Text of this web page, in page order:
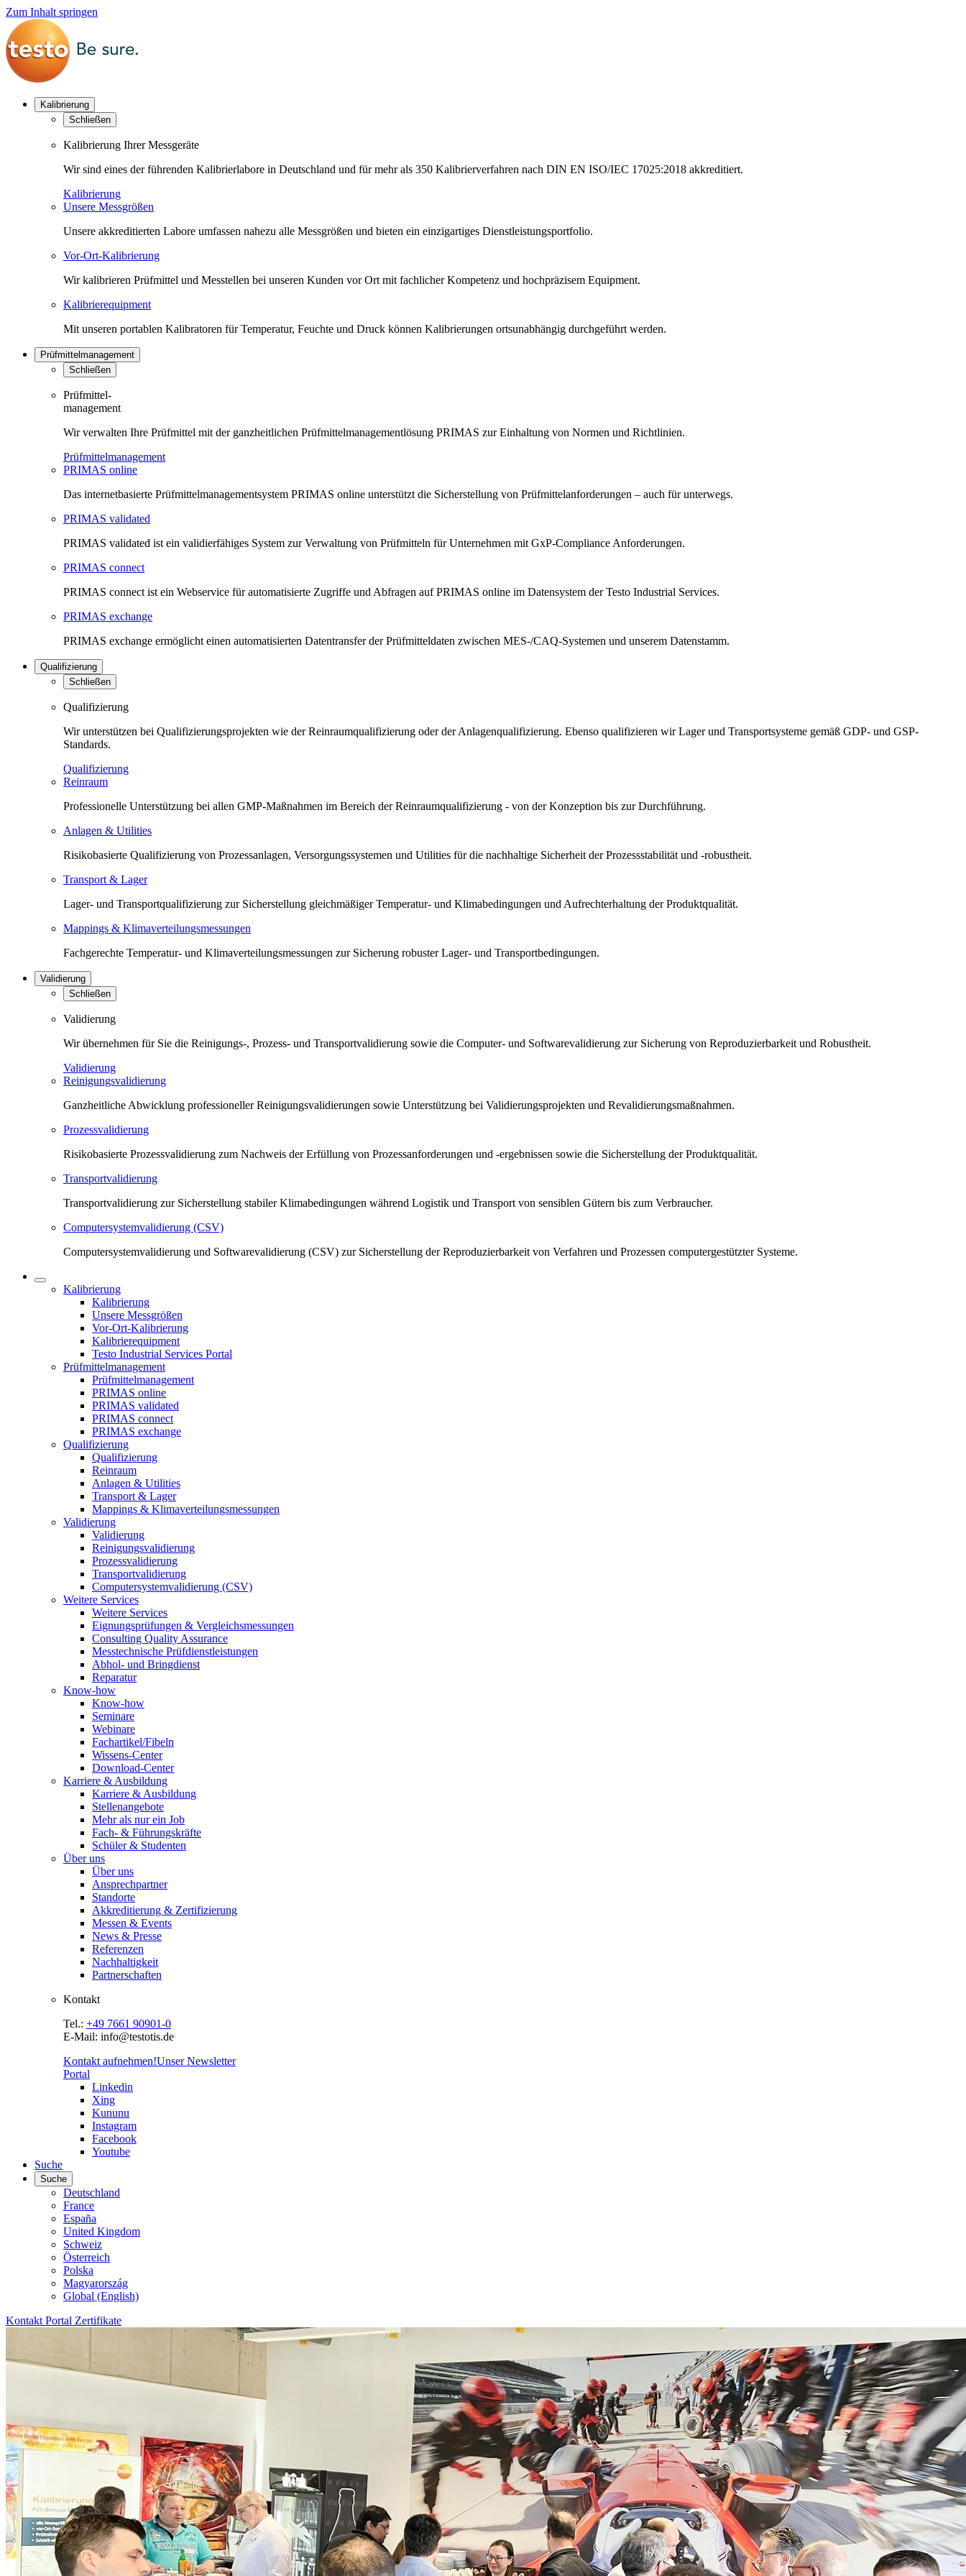
Zum Inhalt springen
Kalibrierung
Schließen
Kalibrierung Ihrer Messgeräte
Wir sind eines der führenden Kalibrierlabore in Deutschland und für mehr als 350 Kalibrierverfahren nach DIN EN ISO/IEC 17025:2018 akkreditiert.
Kalibrierung
Unsere Messgrößen
Unsere akkreditierten Labore umfassen nahezu alle Messgrößen und bieten ein einzigartiges Dienstleistungsportfolio.
Vor-Ort-Kalibrierung
Wir kalibrieren Prüfmittel und Messtellen bei unseren Kunden vor Ort mit fachlicher Kompetenz und hochpräzisem Equipment.
Kalibrierequipment
Mit unseren portablen Kalibratoren für Temperatur, Feuchte und Druck können Kalibrierungen ortsunabhängig durchgeführt werden.
Prüfmittelmanagement
Schließen
Prüfmittel-
management
Wir verwalten Ihre Prüfmittel mit der ganzheitlichen Prüfmittelmanagementlösung PRIMAS zur Einhaltung von Normen und Richtlinien.
Prüfmittelmanagement
PRIMAS online
Das internetbasierte Prüfmittelmanagementsystem PRIMAS online unterstützt die Sicherstellung von Prüfmittelanforderungen – auch für unterwegs.
PRIMAS validated
PRIMAS validated ist ein validierfähiges System zur Verwaltung von Prüfmitteln für Unternehmen mit GxP-Compliance Anforderungen.
PRIMAS connect
PRIMAS connect ist ein Webservice für automatisierte Zugriffe und Abfragen auf PRIMAS online im Datensystem der Testo Industrial Services.
PRIMAS exchange
PRIMAS exchange ermöglicht einen automatisierten Datentransfer der Prüfmitteldaten zwischen MES-/CAQ-Systemen und unserem Datenstamm.
Qualifizierung
Schließen
Qualifizierung
Wir unterstützen bei Qualifizierungsprojekten wie der Reinraumqualifizierung oder der Anlagenqualifizierung. Ebenso qualifizieren wir Lager und Transportsysteme gemäß GDP- und GSP-
Standards.
Qualifizierung
Reinraum
Professionelle Unterstützung bei allen GMP-Maßnahmen im Bereich der Reinraumqualifizierung - von der Konzeption bis zur Durchführung.
Anlagen & Utilities
Risikobasierte Qualifizierung von Prozessanlagen, Versorgungssystemen und Utilities für die nachhaltige Sicherheit der Prozessstabilität und -robustheit.
Transport & Lager
Lager- und Transportqualifizierung zur Sicherstellung gleichmäßiger Temperatur- und Klimabedingungen und Aufrechterhaltung der Produktqualität.
Mappings & Klimaverteilungsmessungen
Fachgerechte Temperatur- und Klimaverteilungsmessungen zur Sicherung robuster Lager- und Transportbedingungen.
Validierung
Schließen
Validierung
Wir übernehmen für Sie die Reinigungs-, Prozess- und Transportvalidierung sowie die Computer- und Softwarevalidierung zur Sicherung von Reproduzierbarkeit und Robustheit.
Validierung
Reinigungsvalidierung
Ganzheitliche Abwicklung professioneller Reinigungsvalidierungen sowie Unterstützung bei Validierungsprojekten und Revalidierungsmaßnahmen.
Prozessvalidierung
Risikobasierte Prozessvalidierung zum Nachweis der Erfüllung von Prozessanforderungen und -ergebnissen sowie die Sicherstellung der Produktqualität.
Transportvalidierung
Transportvalidierung zur Sicherstellung stabiler Klimabedingungen während Logistik und Transport von sensiblen Gütern bis zum Verbraucher.
Computersystemvalidierung (CSV)
Computersystemvalidierung und Softwarevalidierung (CSV) zur Sicherstellung der Reproduzierbarkeit von Verfahren und Prozessen computergestützter Systeme.
Kalibrierung
Kalibrierung
Unsere Messgrößen
Vor-Ort-Kalibrierung
Kalibrierequipment
Testo Industrial Services Portal
Prüfmittelmanagement
Prüfmittelmanagement
PRIMAS online
PRIMAS validated
PRIMAS connect
PRIMAS exchange
Qualifizierung
Qualifizierung
Reinraum
Anlagen & Utilities
Transport & Lager
Mappings & Klimaverteilungsmessungen
Validierung
Validierung
Reinigungsvalidierung
Prozessvalidierung
Transportvalidierung
Computersystemvalidierung (CSV)
Weitere Services
Weitere Services
Eignungsprüfungen & Vergleichsmessungen
Consulting Quality Assurance
Messtechnische Prüfdienstleistungen
Abhol- und Bringdienst
Reparatur
Know-how
Know-how
Seminare
Webinare
Fachartikel/Fibeln
Wissens-Center
Download-Center
Karriere & Ausbildung
Karriere & Ausbildung
Stellenangebote
Mehr als nur ein Job
Fach- & Führungskräfte
Schüler & Studenten
Über uns
Über uns
Ansprechpartner
Standorte
Akkreditierung & Zertifizierung
Messen & Events
News & Presse
Referenzen
Nachhaltigkeit
Partnerschaften
Kontakt
Tel.: +49 7661 90901-0
E-Mail: info@testotis.de
Kontakt aufnehmen!Unser Newsletter
Portal
Linkedin
Xing
Kununu
Instagram
Facebook
Youtube
Suche
Suche
Deutschland
France
España
United Kingdom
Schweiz
Österreich
Polska
Magyarország
Global (English)
Kontakt Portal Zertifikate